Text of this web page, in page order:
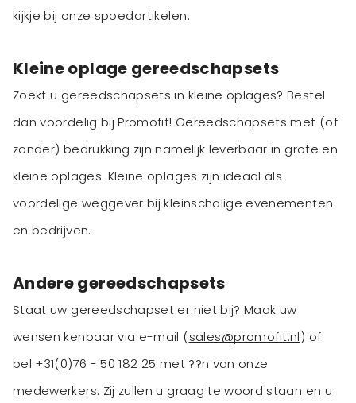
kijkje bij onze spoedartikelen.
Kleine oplage gereedschapsets
Zoekt u gereedschapsets in kleine oplages? Bestel
dan voordelig bij Promofit! Gereedschapsets met (of
zonder) bedrukking zijn namelijk leverbaar in grote en
kleine oplages. Kleine oplages zijn ideaal als
voordelige weggever bij kleinschalige evenementen
en bedrijven.
Andere gereedschapsets
Staat uw gereedschapset er niet bij? Maak uw
wensen kenbaar via e-mail (sales@promofit.nl) of
bel +31(0)76 - 50 182 25 met ??n van onze
medewerkers. Zij zullen u graag te woord staan en u